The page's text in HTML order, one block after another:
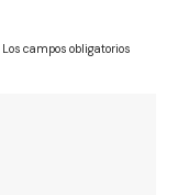
Los campos obligatorios